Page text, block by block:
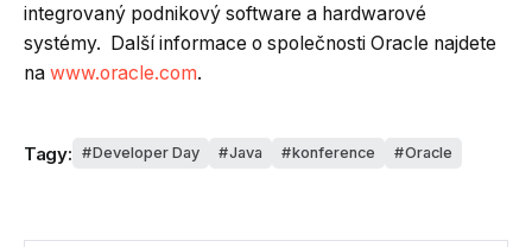
integrovaný podnikový software a hardwarové
systémy. Další informace o společnosti Oracle najdete
na www.oracle.com.
Tagy: Developer Day Java konference Oracle